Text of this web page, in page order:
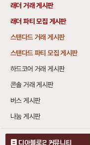
래더 거래 게시판
래더 파티 모집 게시판
스탠다드 거래 게시판
스탠다드 파티 모집 게시판
하드코어 거래 게시판
콘솔 거래 게시판
버스 게시판
나눔 게시판
디아블로2 커뮤니티